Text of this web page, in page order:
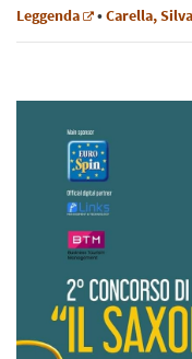
Leggenda •Carella,